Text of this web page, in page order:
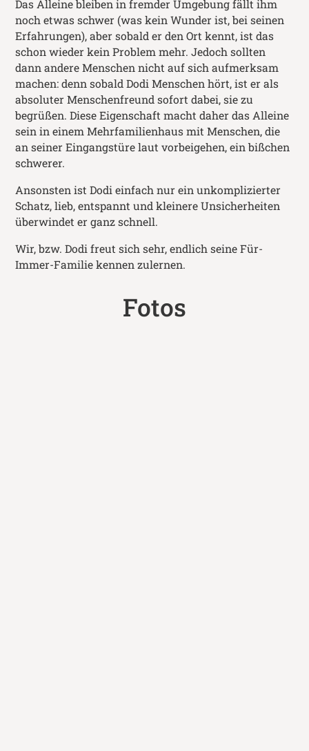
Das Alleine bleiben in fremder Umgebung fällt ihm
noch etwas schwer (was kein Wunder ist, bei seinen
Erfahrungen), aber sobald er den Ort kennt, ist das
schon wieder kein Problem mehr. Jedoch sollten
dann andere Menschen nicht auf sich aufmerksam
machen: denn sobald Dodi Menschen hört, ist er als
absoluter Menschenfreund sofort dabei, sie zu
begrüßen. Diese Eigenschaft macht daher das Alleine
sein in einem Mehrfamilienhaus mit Menschen, die
an seiner Eingangstüre laut vorbeigehen, ein bißchen
schwerer.
Ansonsten ist Dodi einfach nur ein unkomplizierter
Schatz, lieb, entspannt und kleinere Unsicherheiten
überwindet er ganz schnell.
Wir, bzw. Dodi freut sich sehr, endlich seine Für-
Immer-Familie kennen zulernen.
Fotos